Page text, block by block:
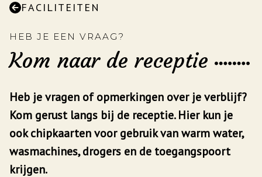
FACILITEITEN
HEB JE EEN VRAAG?
Kom naar de receptie
Heb je vragen of opmerkingen over je verblijf?
Kom gerust langs bij de receptie. Hier kun je
ook chipkaarten voor gebruik van warm water,
wasmachines, drogers en de toegangspoort
krijgen.